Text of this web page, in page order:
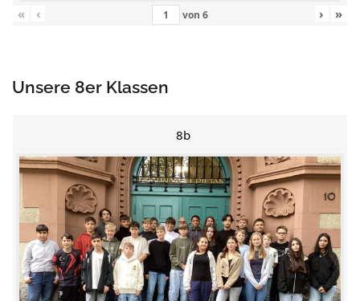
«
‹ von 6 › »
Unsere 8er Klassen
8b